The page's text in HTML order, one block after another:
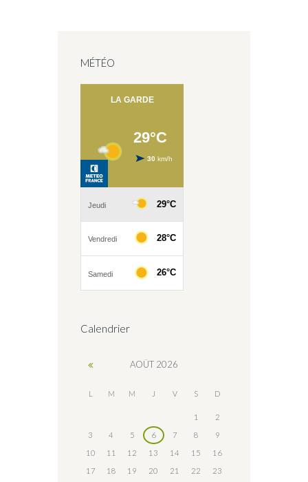
MÉTÉO
Calendrier
AOÛT 2026
L M M J V S D
1
2
3
4 5 6 7 8
9
10
11 12 13 14 15
16
17
18 19 20 21 22 23